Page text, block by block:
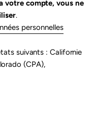
votre compte, vous ne
.
personnelles
suivants : Californie
(CPA),